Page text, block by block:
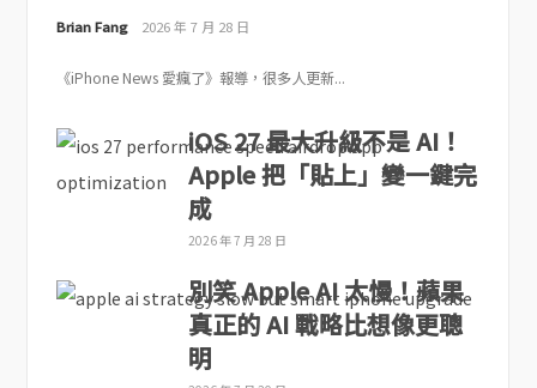
Brian Fang 2026 年 7 月 28 日
《iPhone News 愛瘋了》報導，很多人更新...
iOS 27 最大升級不是 AI！
Apple 把「貼上」變一鍵完
成
2026 年 7 月 28 日
別笑 Apple AI 太慢！蘋果
真正的 AI 戰略比想像更聰
明